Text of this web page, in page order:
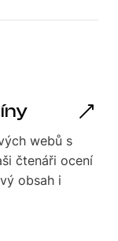
webů s
čtenáři ocení
obsah i